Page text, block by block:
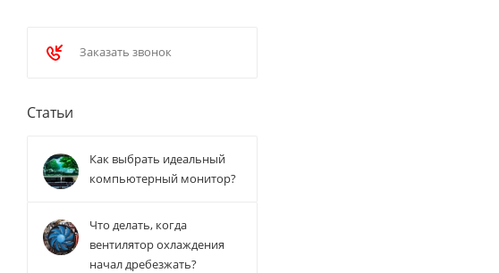
Заказать звонок
Статьи
Как выбрать идеальный
компьютерный монитор?
Что делать, когда
вентилятор охлаждения
начал дребезжать?